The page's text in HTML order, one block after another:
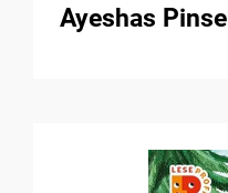
Ayeshas Pinsel